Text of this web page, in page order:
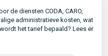
de diensten CODA, CARO,
administratieve kosten, wat
het tarief bepaald? Lees er